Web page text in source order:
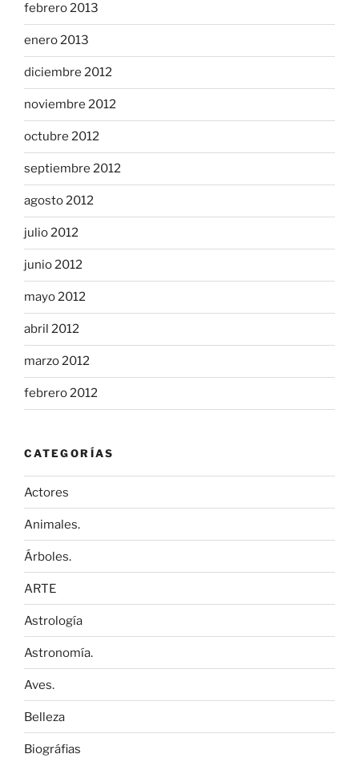
febrero 2013
enero 2013
diciembre 2012
noviembre 2012
octubre 2012
septiembre 2012
agosto 2012
julio 2012
junio 2012
mayo 2012
abril 2012
marzo 2012
febrero 2012
CATEGORÍAS
Actores
Animales.
Árboles.
ARTE
Astrología
Astronomía.
Aves.
Belleza
Biográfias